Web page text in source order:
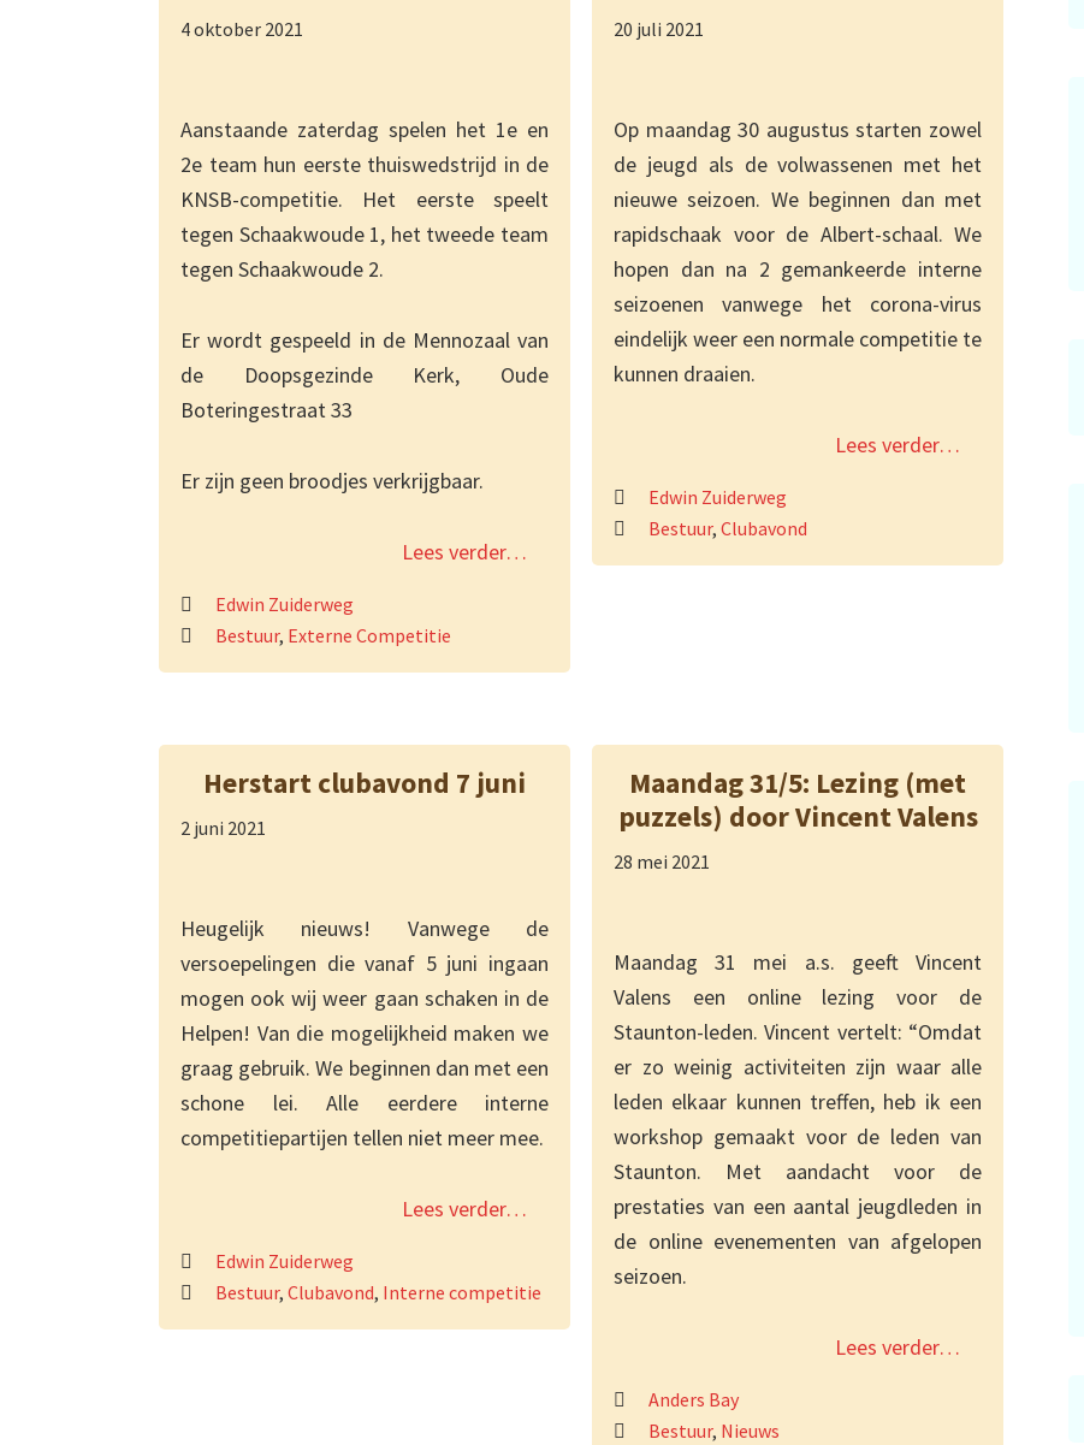
4 oktober 2021
Aanstaande zaterdag spelen het 1e en
2e team hun eerste thuiswedstrijd in de
KNSB-competitie. Het eerste speelt
tegen Schaakwoude 1, het tweede team
tegen Schaakwoude 2.
Er wordt gespeeld in de Mennozaal van
de Doopsgezinde Kerk, Oude
Boteringestraat 33
Er zijn geen broodjes verkrijgbaar.
Lees verder…
Edwin Zuiderweg
Bestuur, Externe Competitie
20 juli 2021
Op maandag 30 augustus starten zowel
de jeugd als de volwassenen met het
nieuwe seizoen. We beginnen dan met
rapidschaak voor de Albert-schaal. We
hopen dan na 2 gemankeerde interne
seizoenen vanwege het corona-virus
eindelijk weer een normale competitie te
kunnen draaien.
Lees verder…
Edwin Zuiderweg
Bestuur, Clubavond
Herstart clubavond 7 juni
2 juni 2021
Heugelijk nieuws! Vanwege de
versoepelingen die vanaf 5 juni ingaan
mogen ook wij weer gaan schaken in de
Helpen! Van die mogelijkheid maken we
graag gebruik. We beginnen dan met een
schone lei. Alle eerdere interne
competitiepartijen tellen niet meer mee.
Lees verder…
Edwin Zuiderweg
Bestuur, Clubavond, Interne competitie
Maandag 31/5: Lezing (met
puzzels) door Vincent Valens
28 mei 2021
Maandag 31 mei a.s. geeft Vincent
Valens een online lezing voor de
Staunton-leden. Vincent vertelt: “Omdat
er zo weinig activiteiten zijn waar alle
leden elkaar kunnen treffen, heb ik een
workshop gemaakt voor de leden van
Staunton. Met aandacht voor de
prestaties van een aantal jeugdleden in
de online evenementen van afgelopen
seizoen.
Lees verder…
Anders Bay
Bestuur, Nieuws